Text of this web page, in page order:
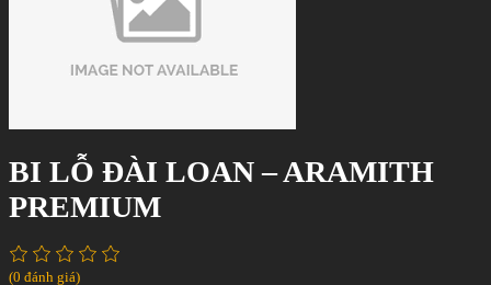
BI LỖ ĐÀI LOAN – ARAMITH
PREMIUM
(0 đánh giá)